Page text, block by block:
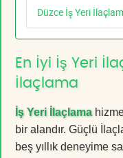
Düzce İş Yeri
En İyi İş Yeri
İlaçlama
İş Yeri İlaçlama
bir alandır. Güçlü
beş yıllık deneyime